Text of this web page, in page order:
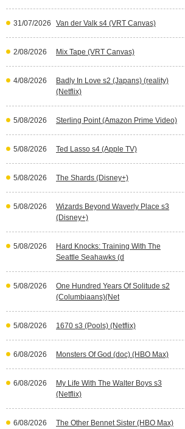
31/07/2026 Van der Valk s4 (VRT Canvas)
2/08/2026 Mix Tape (VRT Canvas)
4/08/2026
Badly In Love s2 (Japans) (reality)
(Netflix)
5/08/2026 Sterling Point (Amazon Prime Video)
5/08/2026 Ted Lasso s4 (Apple TV)
5/08/2026 The Shards (Disney+)
5/08/2026
Wizards Beyond Waverly Place s3
(Disney+)
5/08/2026
Hard Knocks: Training With The
Seattle Seahawks (d
5/08/2026
One Hundred Years Of Solitude s2
(Columbiaans)(Net
5/08/2026 1670 s3 (Pools) (Netflix)
6/08/2026 Monsters Of God (doc) (HBO Max)
6/08/2026
My Life With The Walter Boys s3
(Netflix)
6/08/2026 The Other Bennet Sister (HBO Max)